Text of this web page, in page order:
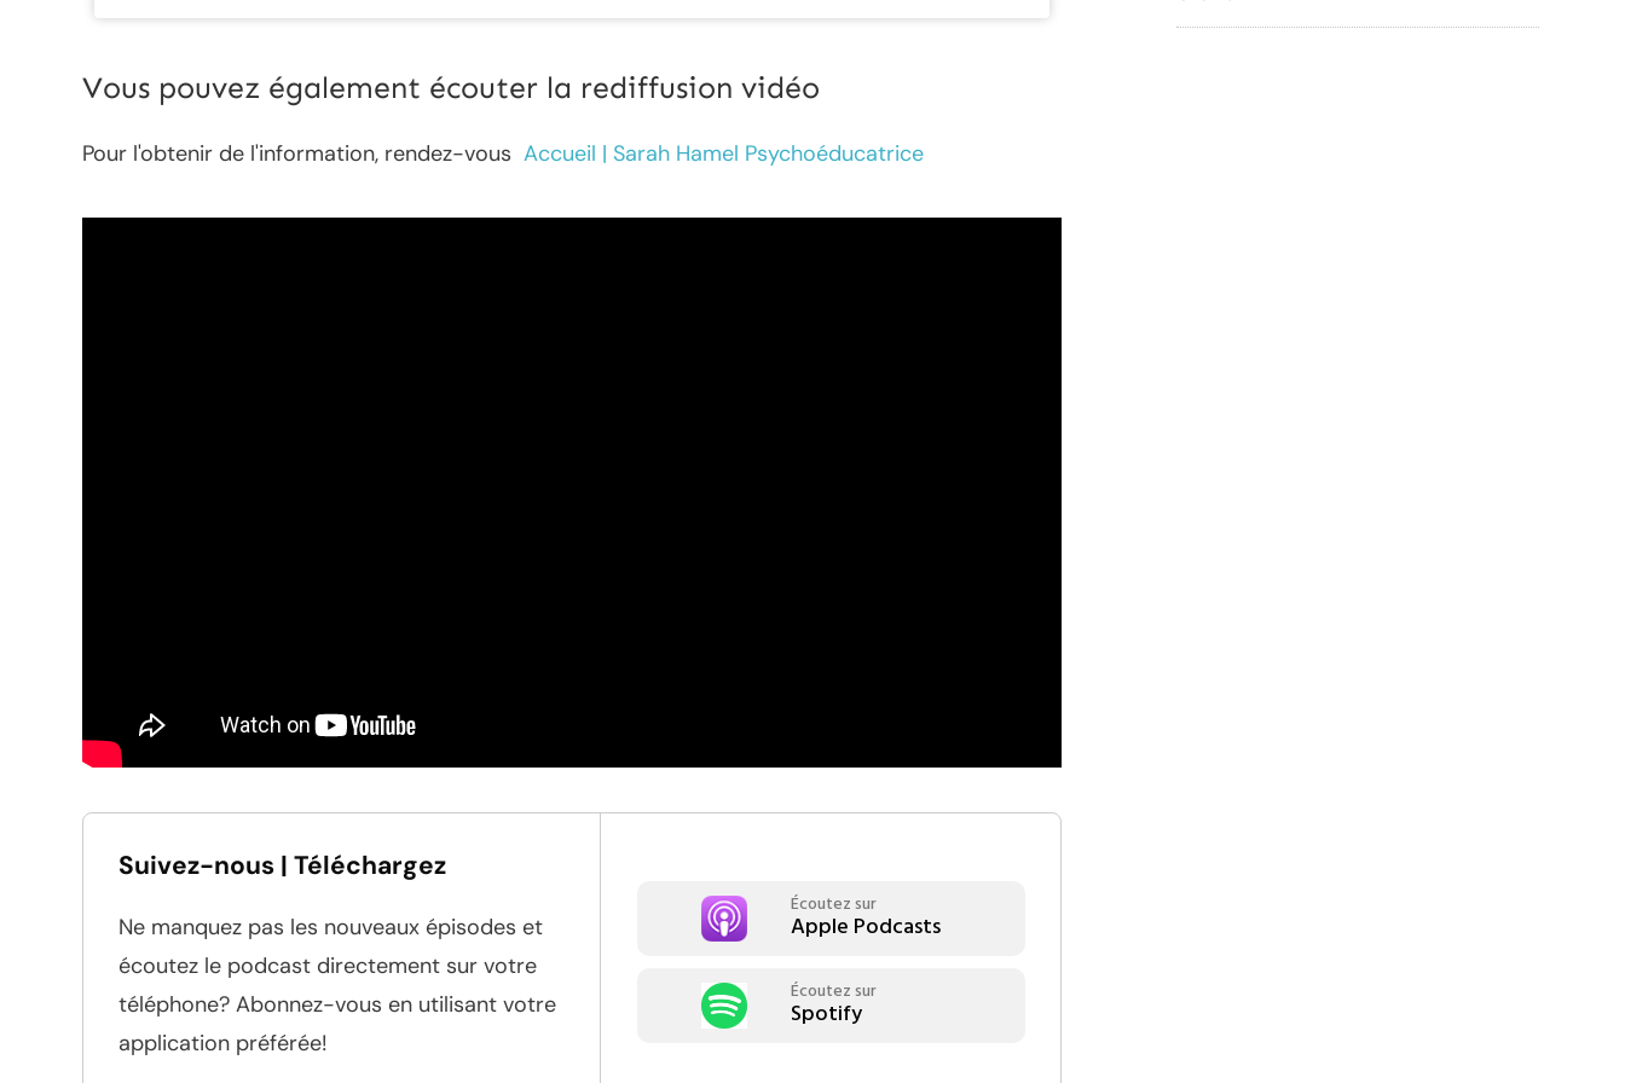
Vous pouvez également écouter la rediffusion vidéo
Pour l'obtenir de l'information, rendez-vous Accueil | Sarah Hamel Psychoéducatrice
Suivez-nous | Téléchargez
Ne manquez pas les nouveaux épisodes et
écoutez le podcast directement sur votre
téléphone? Abonnez-vous en utilisant votre
application préférée!
Écoutez sur
Apple Podcasts
Écoutez sur
Spotify